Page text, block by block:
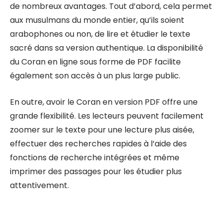
de nombreux avantages. Tout d’abord, cela permet
aux musulmans du monde entier, qu’ils soient
arabophones ou non, de lire et étudier le texte
sacré dans sa version authentique. La disponibilité
du Coran en ligne sous forme de PDF facilite
également son accès à un plus large public.
En outre, avoir le Coran en version PDF offre une
grande flexibilité. Les lecteurs peuvent facilement
zoomer sur le texte pour une lecture plus aisée,
effectuer des recherches rapides à l’aide des
fonctions de recherche intégrées et même
imprimer des passages pour les étudier plus
attentivement.